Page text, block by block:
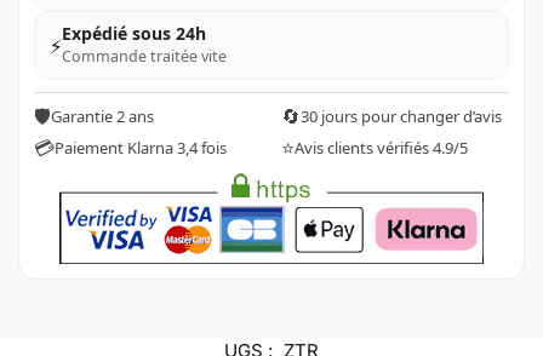
⚡Expédié sous 24h
Commande traitée vite
🛡️Garantie 2 ans 🔄30 jours pour changer d’avis
💳Paiement Klarna 3,4 fois ⭐Avis clients vérifiés 4.9/5
UGS : ZTR